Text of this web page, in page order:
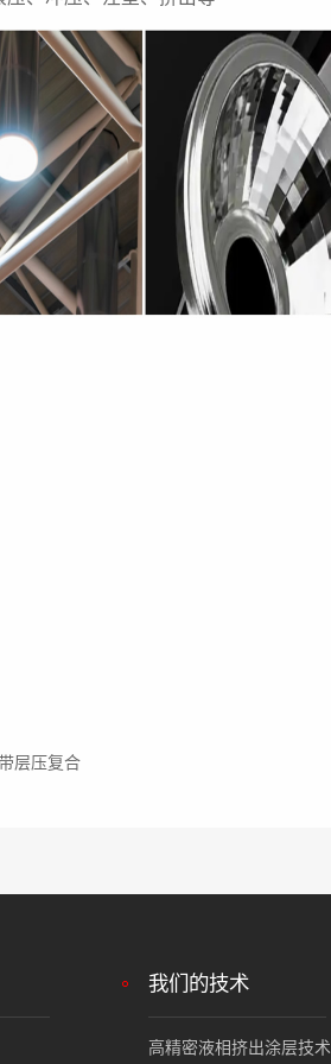
层压复合
我们的技术
高精密液相挤出涂层技术